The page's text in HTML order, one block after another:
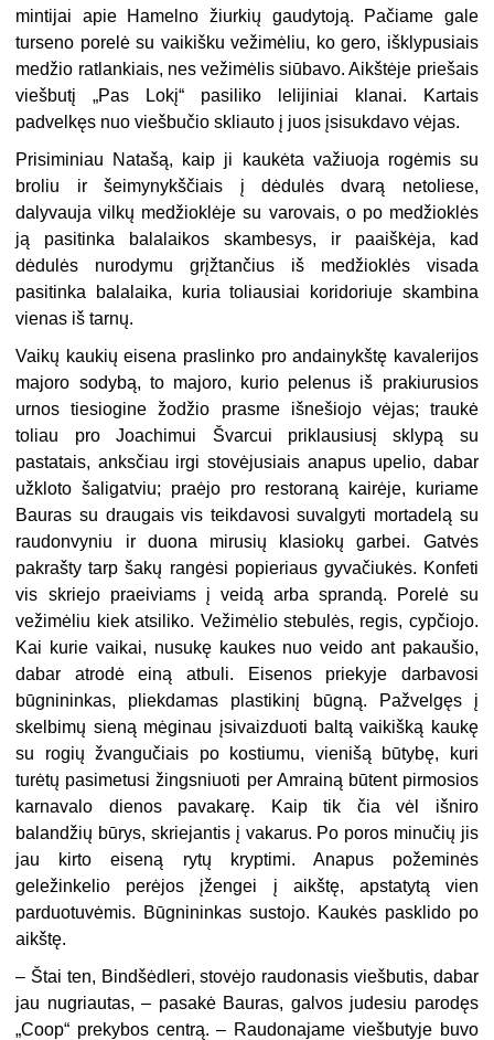
mintijai apie Hamelno žiurkių gaudytoją. Pačiame gale
turseno porelė su vaikišku vežimėliu, ko gero, išklypusiais
medžio ratlankiais, nes vežimėlis siūbavo. Aikštėje priešais
viešbutį „Pas Lokį“ pasiliko lelijiniai klanai. Kartais
padvelkęs nuo viešbučio skliauto į juos įsisukdavo vėjas.
Prisiminiau Natašą, kaip ji kaukėta važiuoja rogėmis su
broliu ir šeimynykščiais į dėdulės dvarą netoliese,
dalyvauja vilkų medžioklėje su varovais, o po medžioklės
ją pasitinka balalaikos skambesys, ir paaiškėja, kad
dėdulės nurodymu grįžtančius iš medžioklės visada
pasitinka balalaika, kuria toliausiai koridoriuje skambina
vienas iš tarnų.
Vaikų kaukių eisena praslinko pro andainykštę kavalerijos
majoro sodybą, to majoro, kurio pelenus iš prakiurusios
urnos tiesiogine žodžio prasme išnešiojo vėjas; traukė
toliau pro Joachimui Švarcui priklausiusį sklypą su
pastatais, anksčiau irgi stovėjusiais anapus upelio, dabar
užkloto šaligatviu; praėjo pro restoraną kairėje, kuriame
Bauras su draugais vis teikdavosi suvalgyti mortadelą su
raudonvyniu ir duona mirusių klasiokų garbei. Gatvės
pakrašty tarp šakų rangėsi popieriaus gyvačiukės. Konfeti
vis skriejo praeiviams į veidą arba sprandą. Porelė su
vežimėliu kiek atsiliko. Vežimėlio stebulės, regis, cypčiojo.
Kai kurie vaikai, nusukę kaukes nuo veido ant pakaušio,
dabar atrodė einą atbuli. Eisenos priekyje darbavosi
būgnininkas, pliekdamas plastikinį būgną. Pažvelgęs į
skelbimų sieną mėginau įsivaizduoti baltą vaikišką kaukę
su rogių žvangučiais po kostiumu, vienišą būtybę, kuri
turėtų pasimetusi žingsniuoti per Amrainą būtent pirmosios
karnavalo dienos pavakarę. Kaip tik čia vėl išniro
balandžių būrys, skriejantis į vakarus. Po poros minučių jis
jau kirto eiseną rytų kryptimi. Anapus požeminės
geležinkelio perėjos įžengei į aikštę, apstatytą vien
parduotuvėmis. Būgnininkas sustojo. Kaukės pasklido po
aikštę.
– Štai ten, Bindšėdleri, stovėjo raudonasis viešbutis, dabar
jau nugriautas, – pasakė Bauras, galvos judesiu parodęs
„Coop“ prekybos centrą. – Raudonajame viešbutyje buvo